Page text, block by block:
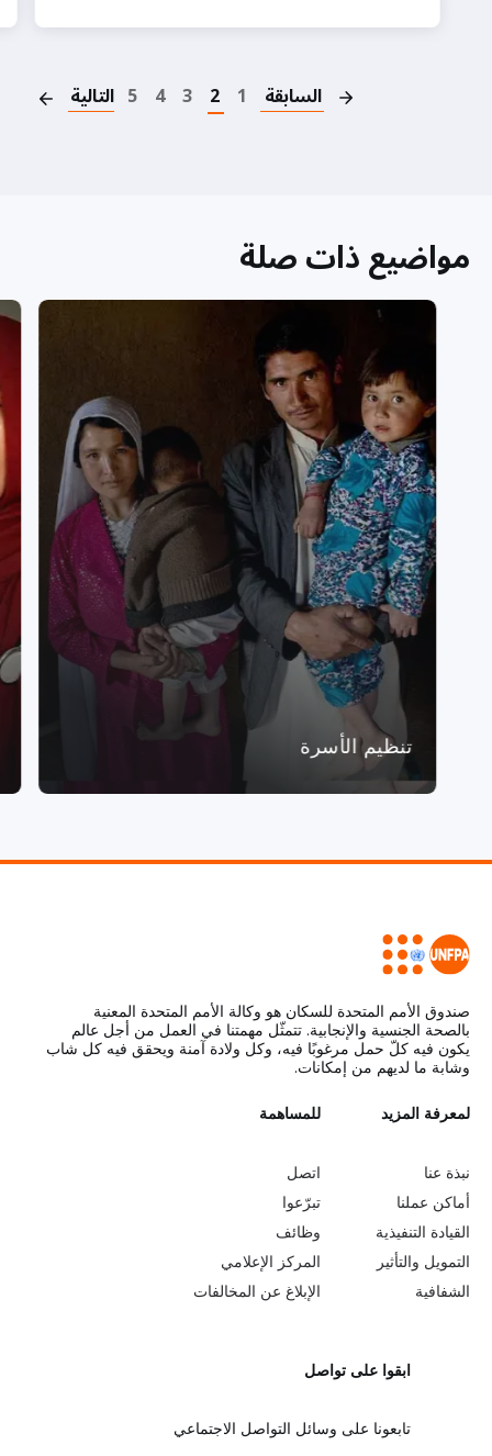
السابقة 1
2
3
4
5 التالية
مواضيع ذات صلة
تنظيم الأسرة
صندوق الأمم المتحدة للسكان هو وكالة الأمم المتحدة المعنية
بالصحة الجنسية والإنجابية. تتمثّل مهمتنا في العمل من أجل عالم
يكون فيه كلّ حمل مرغوبًا فيه، وكل ولادة آمنة ويحقق فيه كل شاب
وشابة ما لديهم من إمكانات.
L
e
a
r
n
لمعرفة المزيد
نبذة عنا
أماكن عملنا
القيادة التنفيذية
التمويل والتأثير
الشفافية
G
o
b
e
y
n
d
للمساهمة
اتصل
تبرّعوا
وظائف
المركز الإعلامي
الإبلاغ عن المخالفات
ابقوا على تواصل
تابعونا على وسائل التواصل الاجتماعي